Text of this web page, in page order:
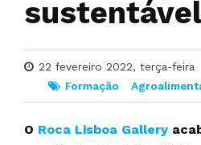
sustentável
22 fevereiro 2022, terça-feira
Formação
O Roca Lisboa Gallery